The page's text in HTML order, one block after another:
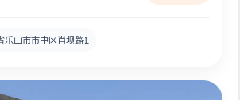
乐山市市中区肖坝路1